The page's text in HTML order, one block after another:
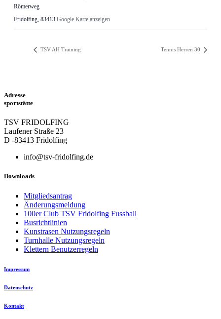
Römerweg
Fridolfing, 83413 Google Karte anzeigen
TSV AH Training Tennis Herren 30
Adresse
sportstätte
TSV FRIDOLFING
Laufener Straße 23
D -83413 Fridolfing
info@tsv-fridolfing.de
Downloads
Mitgliedsantrag
Änderungsmeldung
100er Club TSV Fridolfing Fussball
Busrichtlinien
Kunstrasen Nutzungsregeln
Turnhalle Nutzungsregeln
Klettern Benutzerregeln
Impressum
Datenschutz
Kontakt